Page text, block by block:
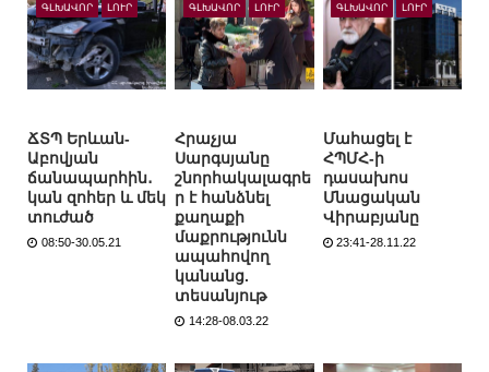
ԳԼԽԱՎՈՐ ԼՈՒՐ
ՃՏՊ Երևան-
Աբովյան
ճանապարհին․
կան զոհեր և մեկ
տուժած
08:50-30.05.21
ԳԼԽԱՎՈՐ ԼՈՒՐ
Հրաչյա
Սարգսյանը
շնորհակալագրե
ր է հանձնել
քաղաքի
մաքրությունն
ապահովող
կանանց.
տեսանյութ
14:28-08.03.22
ԳԼԽԱՎՈՐ ԼՈՒՐ
Մահացել է
ՀՊՄՀ-ի
դասախոս
Մնացական
Վիրաբյանը
23:41-28.11.22